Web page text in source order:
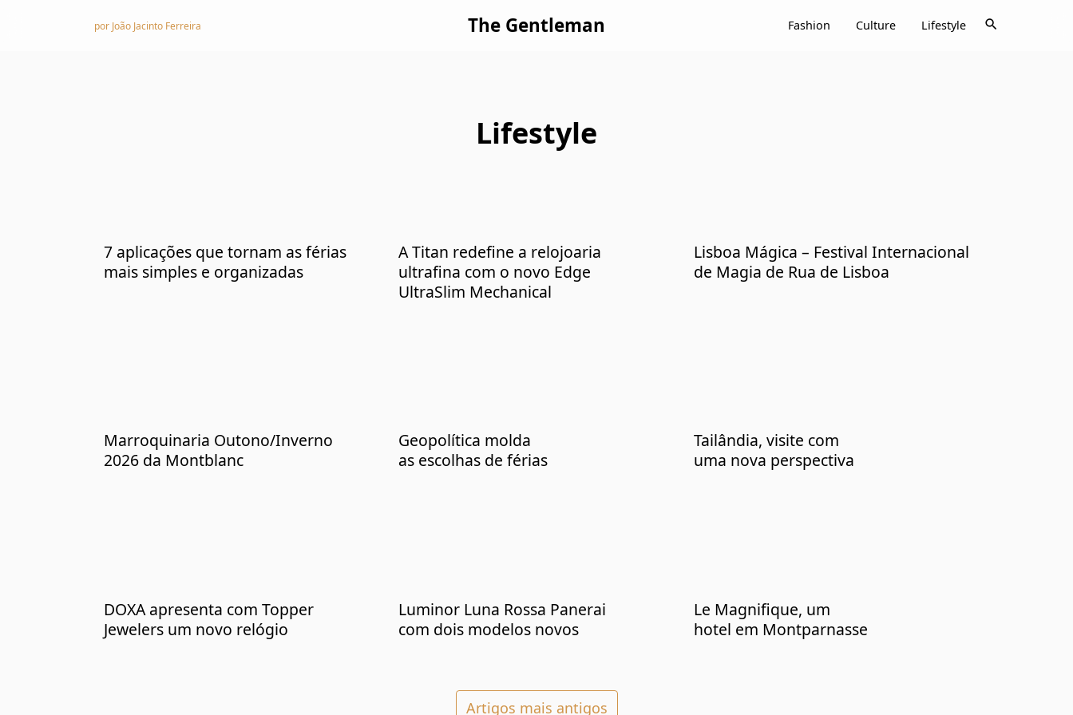
The Gentleman Fashion Culture Lifestyle search
por João Jacinto Ferreira
Lifestyle
7 aplicações que tornam as férias
mais simples e organizadas
A Titan redefine a relojoaria
ultrafina com o novo Edge
UltraSlim Mechanical
Lisboa Mágica – Festival Internacional
de Magia de Rua de Lisboa
Marroquinaria Outono/Inverno
2026 da Montblanc
Geopolítica molda
as escolhas de férias
Tailândia, visite com
uma nova perspectiva
DOXA apresenta com Topper
Jewelers um novo relógio
Luminor Luna Rossa Panerai
com dois modelos novos
Le Magnifique, um
hotel em Montparnasse
Artigos mais antigos